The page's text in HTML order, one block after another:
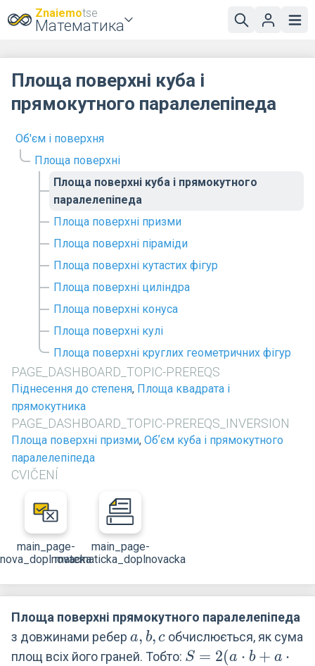
Znaiemotse
Математика
Об'єм і поверхня
Площа поверхні
Площа поверхні куба і прямокутного
паралелепіпеда
Площа поверхні призми
Площа поверхні піраміди
Площа поверхні кутастих фігур
Площа поверхні циліндра
Площа поверхні конуса
Площа поверхні кулі
Площа поверхні круглих геометричних фігур
PAGE_DASHBOARD_TOPIC-PREREQS
Піднесення до степеня, Площа квадрата і
прямокутника
PAGE_DASHBOARD_TOPIC-PREREQS_INVERSION
Площа поверхні призми, Обʼєм куба і прямокутного
паралелепіпеда
CVIČENÍ
main_page-
nova_doplnovacka
main_page-
matematicka_doplnovacka
Площа поверхні куба і
прямокутного паралелепіпеда
Площа поверхні прямокутного паралелепіпеда
з довжинами ребер a,b,c
a, b, c обчислюється, як сума
площ всіх його граней. Тобто: S=2
S = 2(a ⋅ b + a ⋅